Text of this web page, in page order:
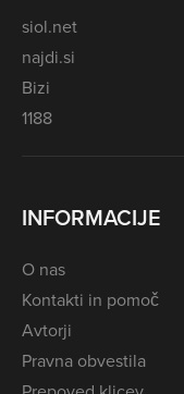
siol.net
najdi.si
Bizi
1188
INFORMACIJE
O nas
Kontakti in pomoč
Avtorji
Pravna obvestila